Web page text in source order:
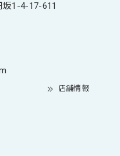
1-4-17-611
店舗情報